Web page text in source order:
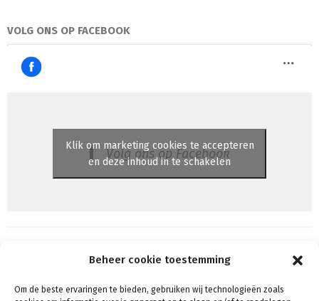
Beheer cookie toestemming
Om de beste ervaringen te bieden, gebruiken wij technologieën zoals
VOLG ONS OP FACEBOOK
Volg ons op Facebook
Klik om marketing cookies te accepteren
en deze inhoud in te schakelen
Algemene voorwaarden